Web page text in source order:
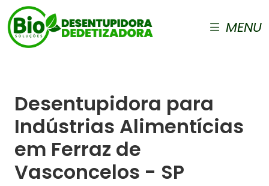
MENU
Desentupidora para
Indústrias Alimentícias
em Ferraz de
Vasconcelos - SP